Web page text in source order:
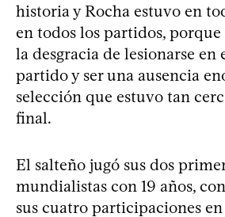
historia y Rocha estuvo en
en todos los partidos,
la desgracia de lesionarse en
partido y ser una ausencia
selección que estuvo tan
final.
El salteño jugó sus dos
mundialistas con 19 años,
sus cuatro participaciones